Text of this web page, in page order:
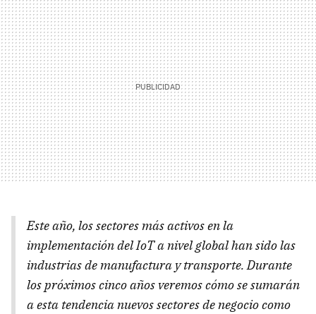
Este año, los sectores más activos en la
implementación del IoT a nivel global han sido las
industrias de manufactura y transporte. Durante
los próximos cinco años veremos cómo se sumarán
a esta tendencia nuevos sectores de negocio como